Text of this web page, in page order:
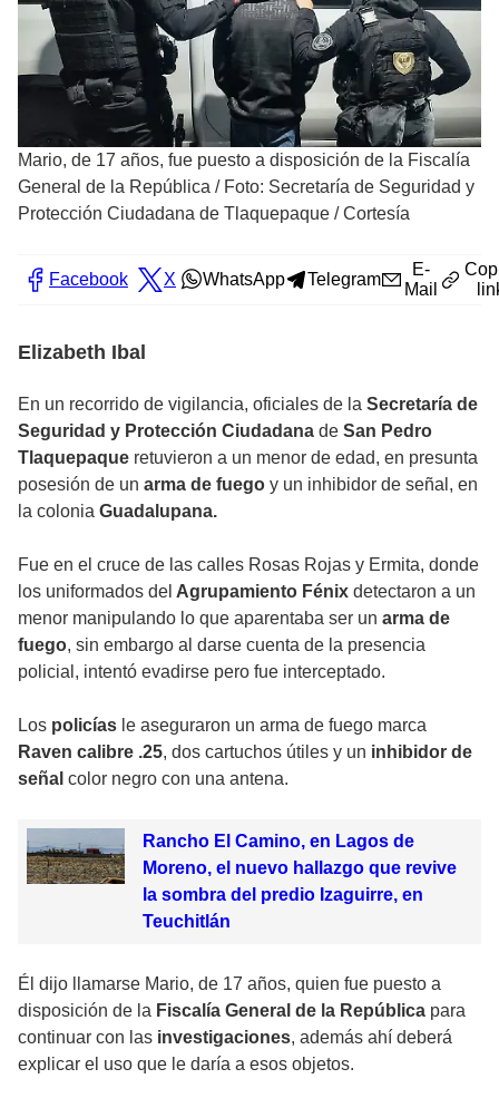
Mario, de 17 años, fue puesto a disposición de la Fiscalía
General de la República / Foto: Secretaría de Seguridad y
Protección Ciudadana de Tlaquepaque / Cortesía
Facebook X WhatsApp Telegram
E-
Mail
Elizabeth Ibal
En un recorrido de vigilancia, oficiales de la Secretaría de
Seguridad y Protección Ciudadana de San Pedro
Tlaquepaque retuvieron a un menor de edad, en presunta
posesión de un arma de fuego y un inhibidor de señal, en
la colonia Guadalupana.
Fue en el cruce de las calles Rosas Rojas y Ermita, donde
los uniformados del Agrupamiento Fénix detectaron a un
menor manipulando lo que aparentaba ser un arma de
fuego, sin embargo al darse cuenta de la presencia
policial, intentó evadirse pero fue interceptado.
Los policías le aseguraron un arma de fuego marca
Raven calibre .25, dos cartuchos útiles y un inhibidor de
señal color negro con una antena.
Rancho El Camino, en Lagos de
Moreno, el nuevo hallazgo que revive
la sombra del predio Izaguirre, en
Teuchitlán
Él dijo llamarse Mario, de 17 años, quien fue puesto a
disposición de la Fiscalía General de la República para
continuar con las investigaciones, además ahí deberá
explicar el uso que le daría a esos objetos.